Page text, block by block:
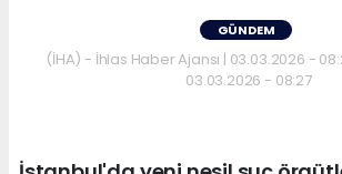
GÜNDEM
(İHA) - İhlas Haber Ajansı | 03.03.2026 -
03.03.2026 - 08:27